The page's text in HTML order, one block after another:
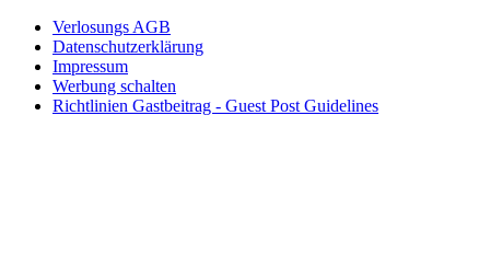
Verlosungs AGB
Datenschutzerklärung
Impressum
Werbung schalten
Richtlinien Gastbeitrag - Guest Post Guidelines